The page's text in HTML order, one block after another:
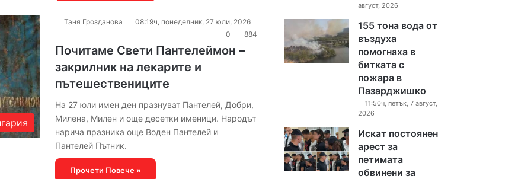
Таня Грозданова
08:19ч, понеделник, 27 юли, 2026
0
884
Почитаме Свети Пантелеймон –
закрилник на лекарите и
пътешествениците
На 27 юли имен ден празнуват Пантелей, Добри,
Милена, Милен и още десетки именици. Народът
нарича празника още Воден Пантелей и
Пантелей Пътник.
Прочети Повече »
август, 2026
155 тона вода от
въздуха
помогнаха в
битката с
пожара в
Пазарджишко
11:50ч, петък, 7 август,
2026
Искат постоянен
арест за
петимата
обвинени за